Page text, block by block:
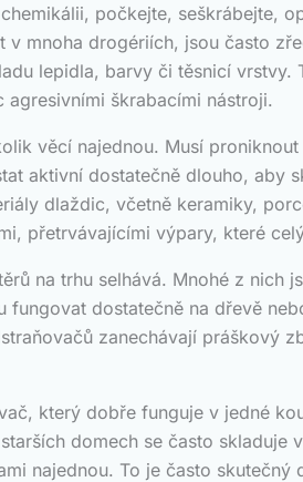
počkejte, seškrábejte,
mnoha drogériích, jsou často
lepidla, barvy či těsnicí
škrabacími nástroji.
věcí najednou. Musí
aktivní dostatečně dlouho, aby
dlaždic, včetně keramiky,
přetrvávajícími výpary, které
na trhu selhává. Mnohé z
dostatečně na dřevě
zanechávají práškový
který dobře funguje v jedné
domech se často
najednou. To je často